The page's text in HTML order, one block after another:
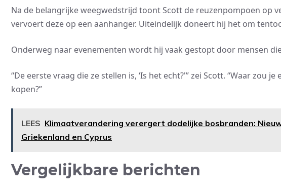
Na de belangrijke weegwedstrijd toont Scott de reuzenpompoen op
vervoert deze op een aanhanger. Uiteindelijk doneert hij het om
Onderweg naar evenementen wordt hij vaak gestopt door mensen
“De eerste vraag die ze stellen is, ‘Is het echt?'” zei Scott. “Waar zou
kopen?”
LEES Klimaatverandering verergert dodelijke bosbranden:
Griekenland en Cyprus
Vergelijkbare berichten